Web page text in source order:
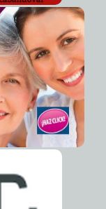
Laura Aldama
de AMLO;
México con su
esposa del "Chapo"
algunas de
Laura Aldama
Carmen Alicia
Los
mejoras al CEMCA